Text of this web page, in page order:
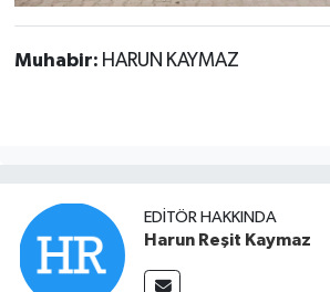
Muhabir: HARUN KAYMAZ
EDITÖR HAKKINDA
Harun Reşit Kaymaz